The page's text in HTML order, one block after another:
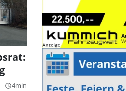
query_builder4min